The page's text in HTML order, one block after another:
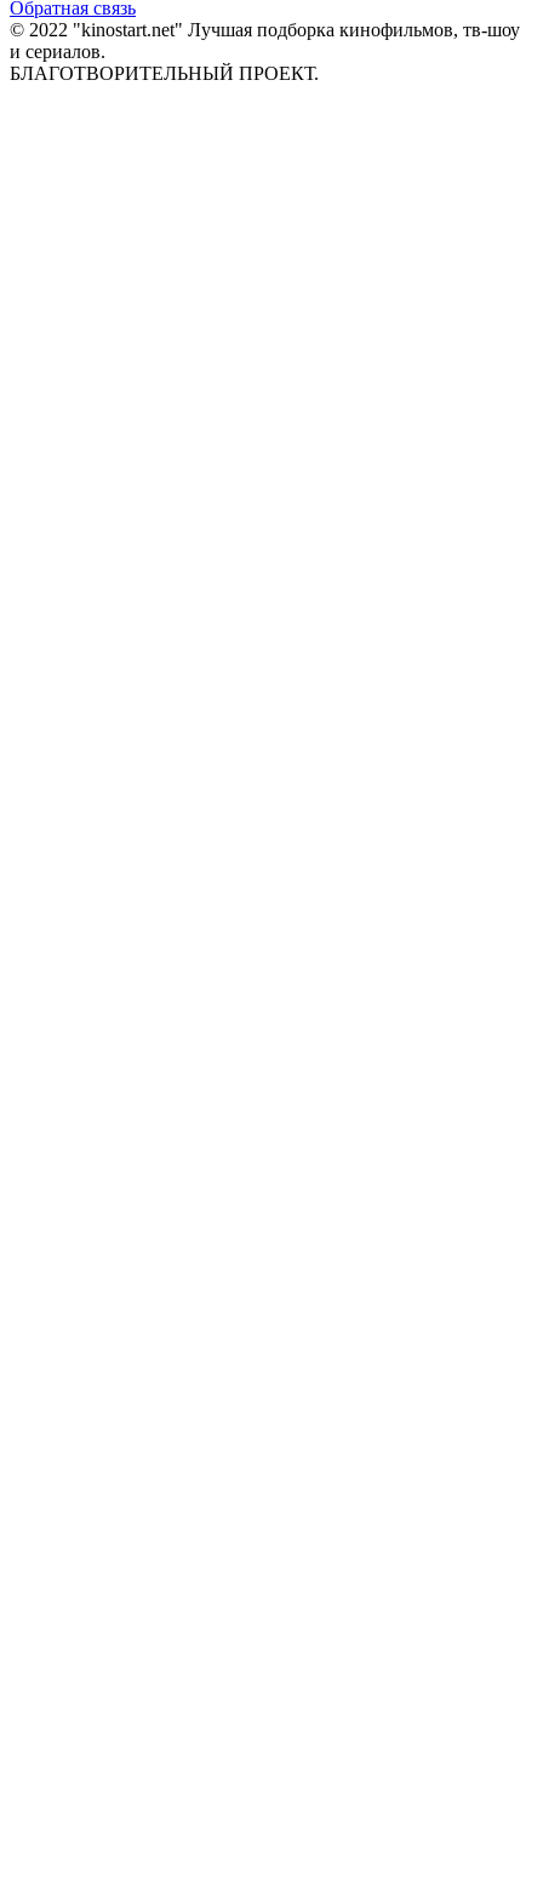
Обратная связь
© 2022 "kinostart.net" Лучшая подборка кинофильмов, тв-шоу
и сериалов.
БЛАГОТВОРИТЕЛЬНЫЙ ПРОЕКТ.